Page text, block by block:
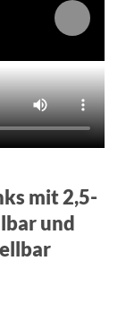
mit 2,5-
und